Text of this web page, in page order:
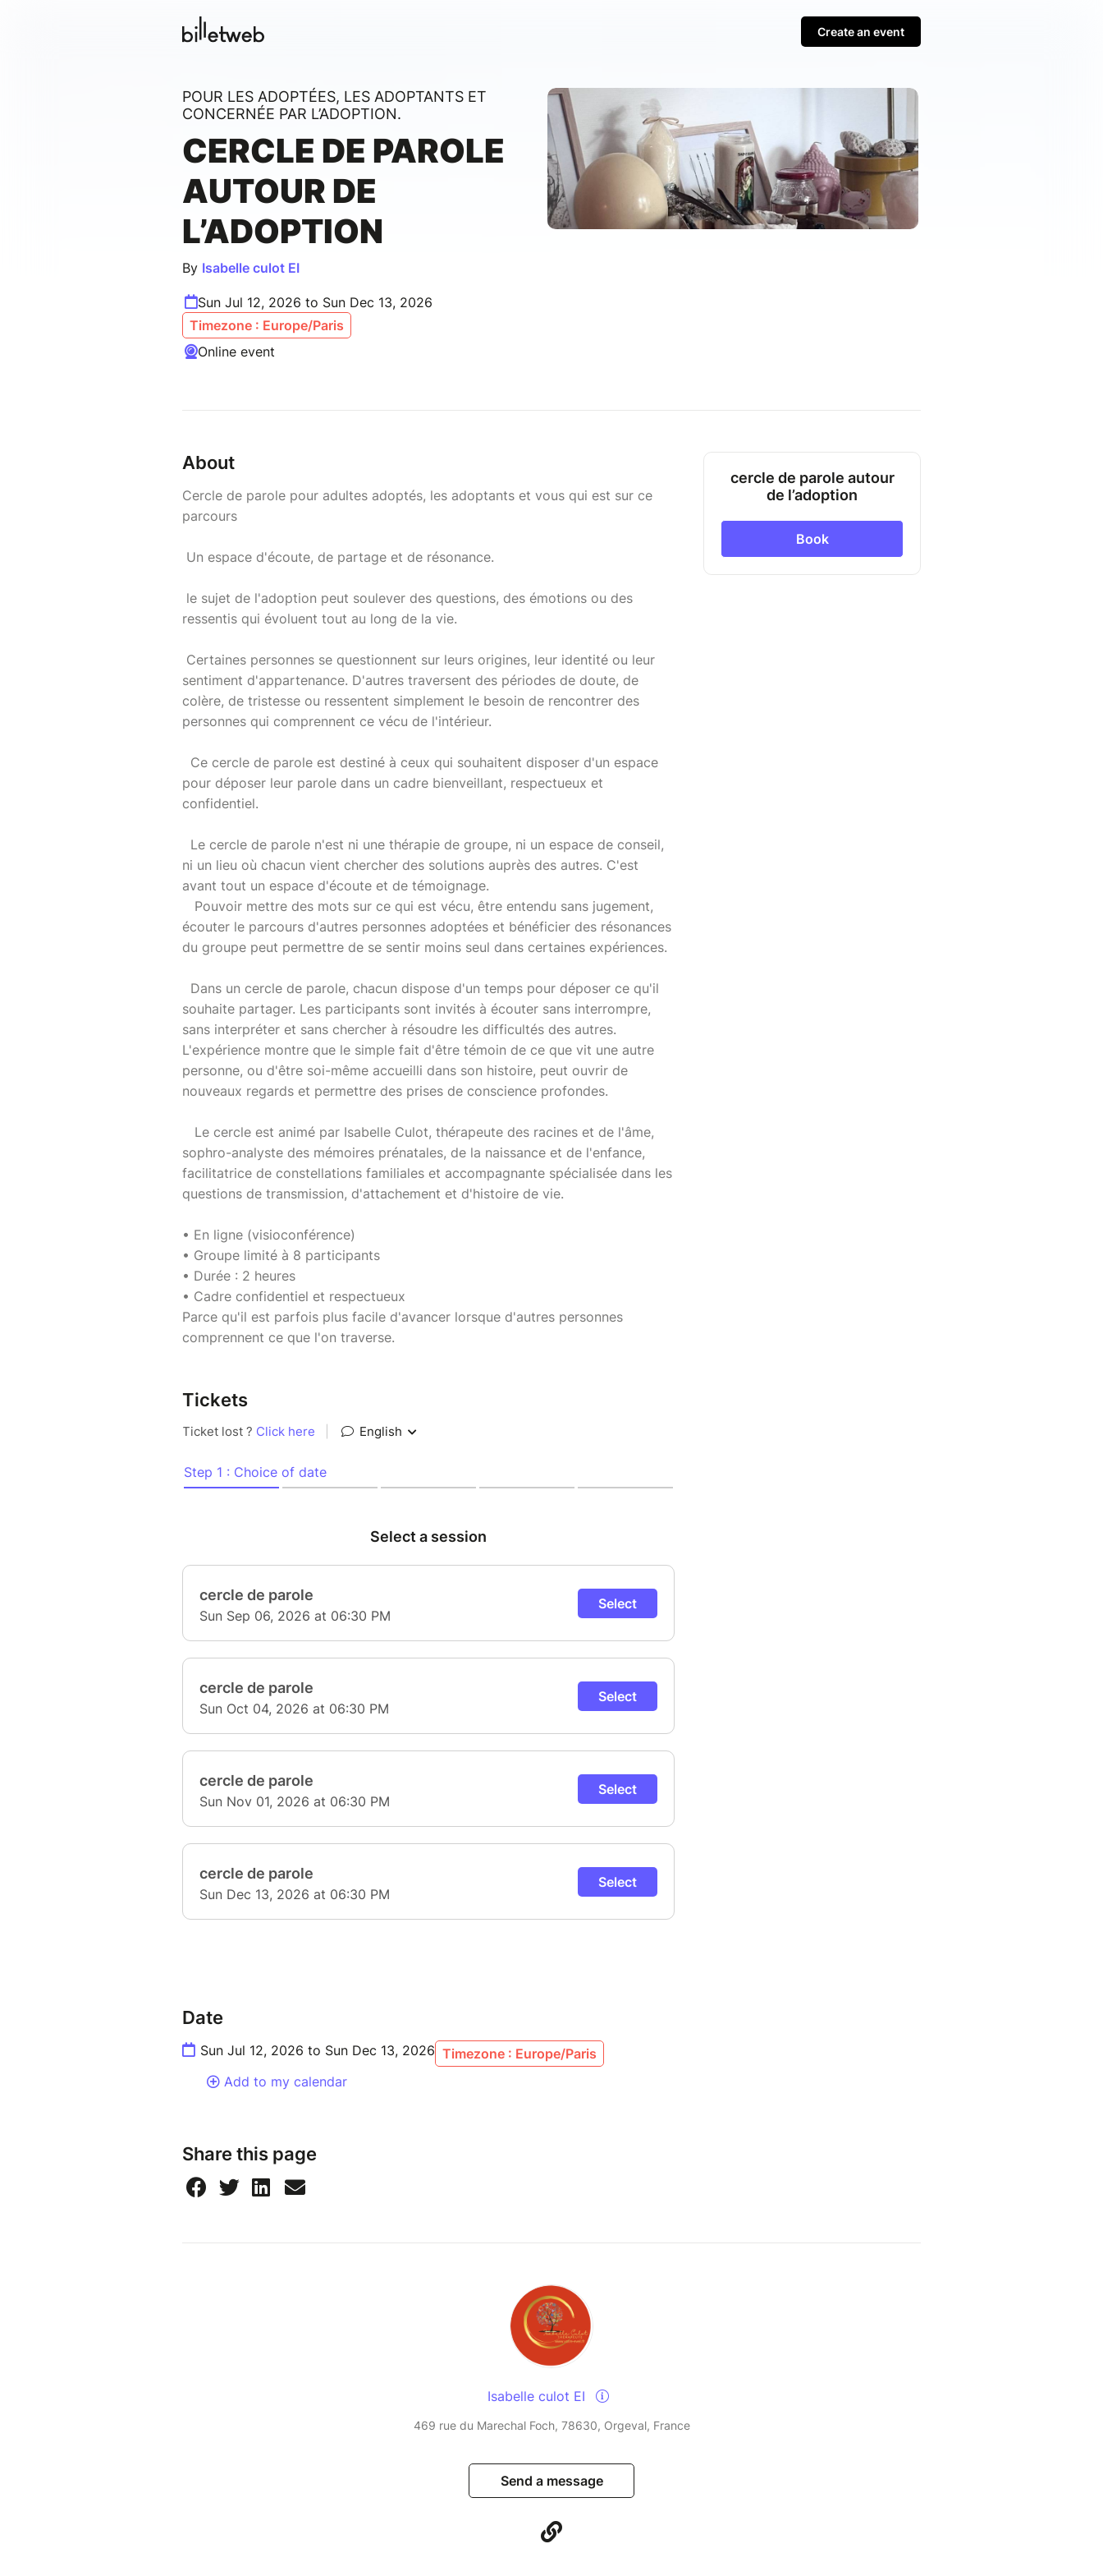
Create an event
POUR LES ADOPTÉES, LES ADOPTANTS ET
CONCERNÉE PAR L’ADOPTION.
CERCLE DE PAROLE
AUTOUR DE
L’ADOPTION
By Isabelle culot EI
Sun Jul 12, 2026 to Sun Dec 13, 2026
Timezone : Europe/Paris
Online event
About
Cercle de parole pour adultes adoptés, les adoptants et vous qui est sur ce
parcours
Un espace d'écoute, de partage et de résonance.
le sujet de l'adoption peut soulever des questions, des émotions ou des
ressentis qui évoluent tout au long de la vie.
Certaines personnes se questionnent sur leurs origines, leur identité ou leur
sentiment d'appartenance. D'autres traversent des périodes de doute, de
colère, de tristesse ou ressentent simplement le besoin de rencontrer des
personnes qui comprennent ce vécu de l'intérieur.
Ce cercle de parole est destiné à ceux qui souhaitent disposer d'un espace
pour déposer leur parole dans un cadre bienveillant, respectueux et
confidentiel.
Le cercle de parole n'est ni une thérapie de groupe, ni un espace de conseil,
ni un lieu où chacun vient chercher des solutions auprès des autres. C'est
avant tout un espace d'écoute et de témoignage.
Pouvoir mettre des mots sur ce qui est vécu, être entendu sans jugement,
écouter le parcours d'autres personnes adoptées et bénéficier des résonances
du groupe peut permettre de se sentir moins seul dans certaines expériences.
Dans un cercle de parole, chacun dispose d'un temps pour déposer ce qu'il
souhaite partager. Les participants sont invités à écouter sans interrompre,
sans interpréter et sans chercher à résoudre les difficultés des autres.
L'expérience montre que le simple fait d'être témoin de ce que vit une autre
personne, ou d'être soi-même accueilli dans son histoire, peut ouvrir de
nouveaux regards et permettre des prises de conscience profondes.
Le cercle est animé par Isabelle Culot, thérapeute des racines et de l'âme,
sophro-analyste des mémoires prénatales, de la naissance et de l'enfance,
facilitatrice de constellations familiales et accompagnante spécialisée dans les
questions de transmission, d'attachement et d'histoire de vie.
• En ligne (visioconférence)
• Groupe limité à 8 participants
• Durée : 2 heures
• Cadre confidentiel et respectueux
Parce qu'il est parfois plus facile d'avancer lorsque d'autres personnes
comprennent ce que l'on traverse.
Tickets
Date
Sun Jul 12, 2026 to Sun Dec 13, 2026 Timezone : Europe/Paris
Add to my calendar
Share this page
cercle de parole autour
de l’adoption
Book
Isabelle culot EI
469 rue du Marechal Foch, 78630, Orgeval, France
Send a message